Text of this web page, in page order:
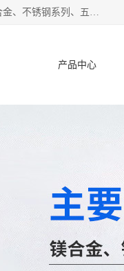
本公司坐落于中国广东省东莞市,长期批发供应铜合金，铝合金，锌合金，镁合金，私营独资企业，铜镍合金、不锈钢系列、五金冲压材料、进口金属材料、钨钢、高速钢、白钢刀、铝系列材料、铝镁合金、锰钢片等，启越是一家经国家相关部门批准注册的企业。公司以雄厚的实力、合理的厂家、优良的服务与多家企业建立了长期的合作关系。欢迎前来参观、考察、洽谈业务。 金属材料...,欢迎惠顾！
产品中心